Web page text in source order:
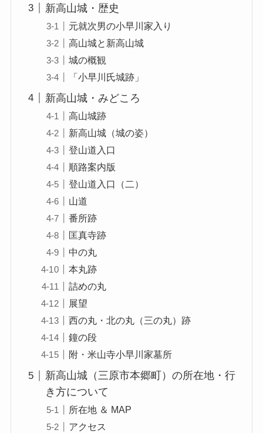
新高山城・歴史
元就次男の小早川家入り
高山城と新高山城
城の概観
「小早川氏城跡」
新高山城・みどころ
高山城跡
新高山城（城の姿）
登山道入口
順路案内版
登山道入口（二）
山道
番所跡
匡真寺跡
中の丸
本丸跡
詰めの丸
展望
西の丸・北の丸（三の丸）跡
鐘の段
附・米山寺小早川家墓所
新高山城（三原市本郷町）の所在地・行
き方について
所在地 ＆ MAP
アクセス